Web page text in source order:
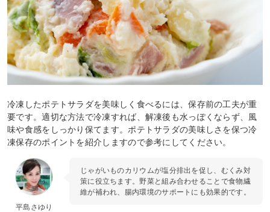
冷凍したポテトサラダを美味しく食べるには、保存前の工夫が重
要です。適切な方法で冷凍すれば、解凍後も水っぽくならず、風
味や食感をしっかり保てます。ポテトサラダの美味しさを保つ冷
凍保存のポイントを紹介しますので参考にしてください。
平島さゆり
じゃがいものカリウムが塩分排出を促し、むくみ対
策に役立ちます。野菜と組み合わせることで食物繊
維が補われ、腸内環境のサポートにも効果的です。